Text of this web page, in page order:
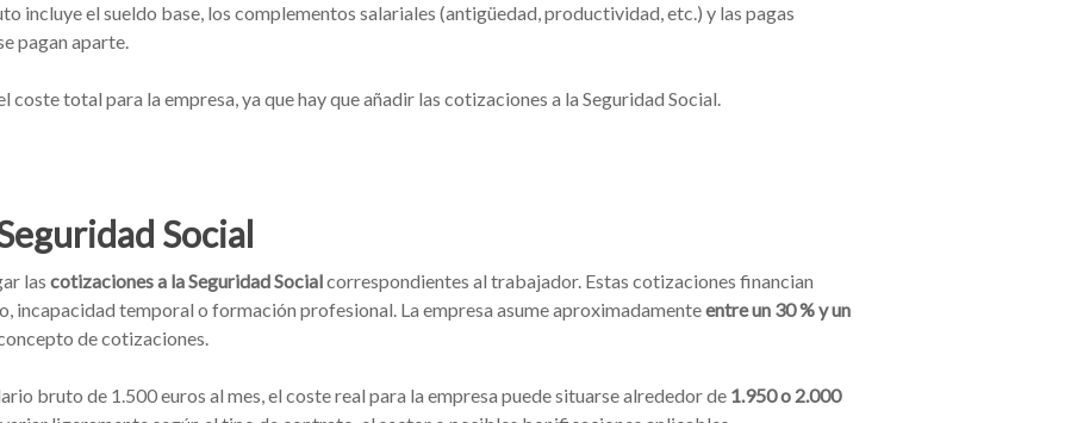
incluye el sueldo base, los complementos salariales (antigüedad, productividad, etc.) y las pagas
pagan aparte.
coste total para la empresa, ya que hay que añadir las cotizaciones a la Seguridad Social.
Social
las cotizaciones a la Seguridad Socialcorrespondientes al trabajador. Estas cotizaciones financian
incapacidad temporal o formación profesional. La empresa asume aproximadamenteentre un 30 % y un
de cotizaciones.
bruto de 1.500 euros al mes, el coste real para la empresa puede situarse alrededor de 1.950 o 2.000